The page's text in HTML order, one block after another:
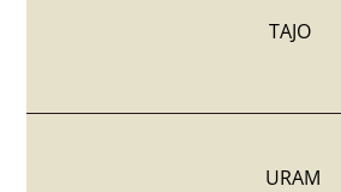
TAJO
URAM